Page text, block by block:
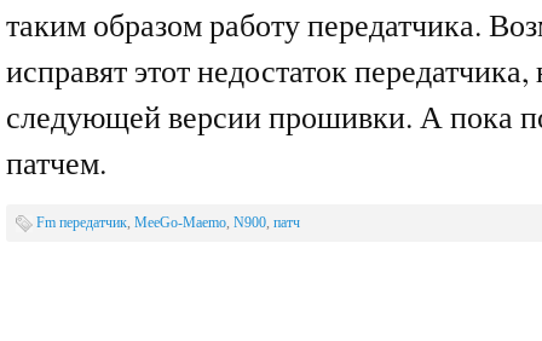
таким образом работу передатчика.
исправят этот недостаток
следующей версии прошивки. А пока
патчем.
Fm передатчик, MeeGo-Maemo, N900, патч